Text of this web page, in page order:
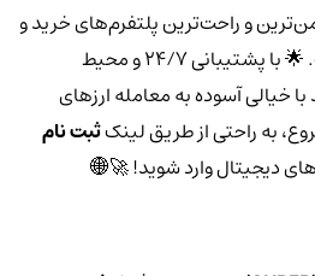
و راحت‌ترین پلتفرم‌های خرید و
فروش ارزهای دیجیتال است. 🌟 با پشتیبانی 24/7 و محیط
خیالی آسوده به معامله ارزهای
به راحتی از طریق لینکثبت نام
دیجیتال وارد شوید! 🚀🌐